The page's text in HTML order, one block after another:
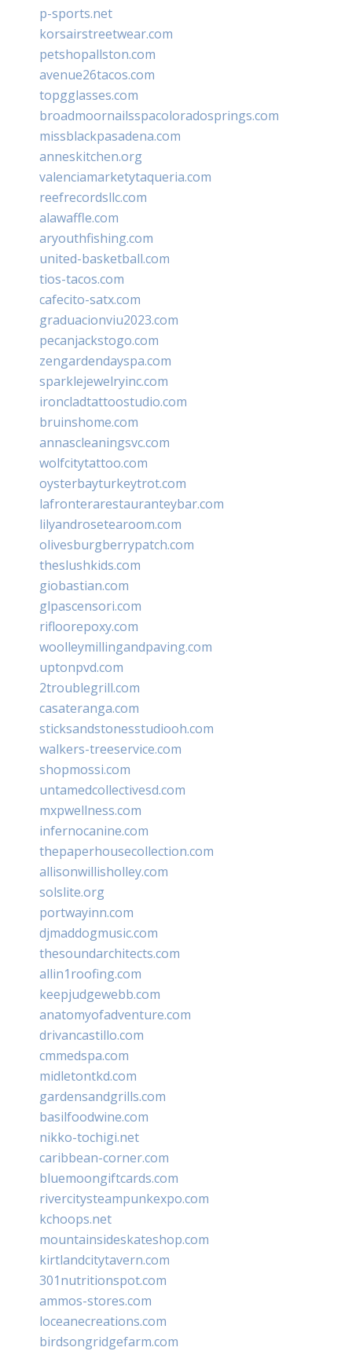
p-sports.net
korsairstreetwear.com
petshopallston.com
avenue26tacos.com
topgglasses.com
broadmoornailsspacoloradosprings.com
missblackpasadena.com
anneskitchen.org
valenciamarketytaqueria.com
reefrecordsllc.com
alawaffle.com
aryouthfishing.com
united-basketball.com
tios-tacos.com
cafecito-satx.com
graduacionviu2023.com
pecanjackstogo.com
zengardendayspa.com
sparklejewelryinc.com
ironcladtattoostudio.com
bruinshome.com
annascleaningsvc.com
wolfcitytattoo.com
oysterbayturkeytrot.com
lafronterarestauranteybar.com
lilyandrosetearoom.com
olivesburgberrypatch.com
theslushkids.com
giobastian.com
glpascensori.com
rifloorepoxy.com
woolleymillingandpaving.com
uptonpvd.com
2troublegrill.com
casateranga.com
sticksandstonesstudiooh.com
walkers-treeservice.com
shopmossi.com
untamedcollectivesd.com
mxpwellness.com
infernocanine.com
thepaperhousecollection.com
allisonwillisholley.com
solslite.org
portwayinn.com
djmaddogmusic.com
thesoundarchitects.com
allin1roofing.com
keepjudgewebb.com
anatomyofadventure.com
drivancastillo.com
cmmedspa.com
midletontkd.com
gardensandgrills.com
basilfoodwine.com
nikko-tochigi.net
caribbean-corner.com
bluemoongiftcards.com
rivercitysteampunkexpo.com
kchoops.net
mountainsideskateshop.com
kirtlandcitytavern.com
301nutritionspot.com
ammos-stores.com
loceanecreations.com
birdsongridgefarm.com